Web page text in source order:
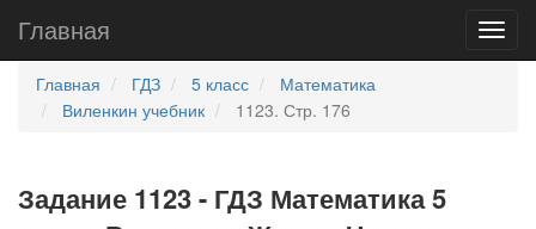
Главная
Главная ГДЗ 5 класс
Математика
Виленкин учебник
1123. Стр. 176
Задание 1123 - ГДЗ Математика 5